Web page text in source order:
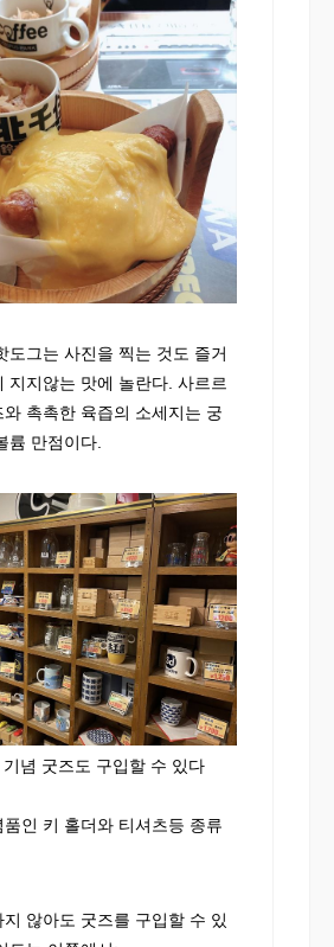
도그는 사진을 찍는 것도 즐거
지지않는 맛에 놀란다. 사르르
와 촉촉한 육즙의 소세지는 궁
륨 만점이다.
기념 굿즈도 구입할 수 있다
품인 키 홀더와 티셔츠등 종류
않아도 굿즈를 구입할 수 있